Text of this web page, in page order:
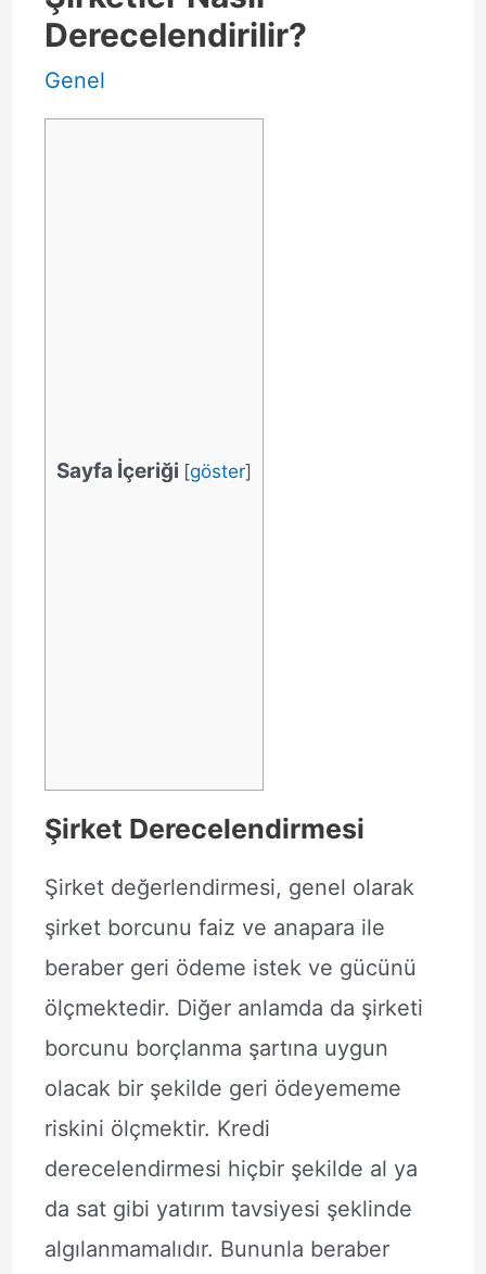
Derecelendirilir?
Genel
Sayfa İçeriği [göster]
Şirket Derecelendirmesi
Şirket değerlendirmesi, genel olarak
şirket borcunu faiz ve anapara ile
beraber geri ödeme istek ve gücünü
ölçmektedir. Diğer anlamda da şirketi
borcunu borçlanma şartına uygun
olacak bir şekilde geri ödeyememe
riskini ölçmektir. Kredi
derecelendirmesi hiçbir şekilde al ya
da sat gibi yatırım tavsiyesi şeklinde
algılanmamalıdır. Bununla beraber